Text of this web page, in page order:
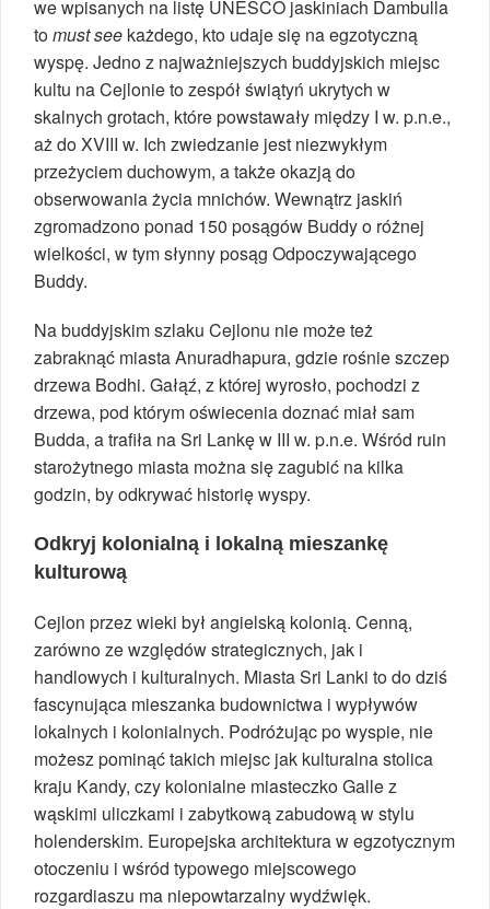
we wpisanych na listę UNESCO jaskiniach Dambulla
tomust see każdego, kto udaje się na egzotyczną
wyspę. Jedno z najważniejszych buddyjskich miejsc
kultu na Cejlonie to zespół świątyń ukrytych w
skalnych grotach, które powstawały między I w. p.n.e.,
aż do XVIII w. Ich zwiedzanie jest niezwykłym
przeżyciem duchowym, a także okazją do
obserwowania życia mnichów. Wewnątrz jaskiń
zgromadzono ponad 150 posągów Buddy o różnej
wielkości, w tym słynny posąg Odpoczywającego
Buddy.
Na buddyjskim szlaku Cejlonu nie może też
zabraknąć miasta Anuradhapura, gdzie rośnie szczep
drzewa Bodhi. Gałąź, z której wyrosło, pochodzi z
drzewa, pod którym oświecenia doznać miał sam
Budda, a trafiła na Sri Lankę w III w. p.n.e. Wśród ruin
starożytnego miasta można się zagubić na kilka
godzin, by odkrywać historię wyspy.
Odkryj kolonialną i lokalną mieszankę
kulturową
Cejlon przez wieki był angielską kolonią. Cenną,
zarówno ze względów strategicznych, jak i
handlowych i kulturalnych. Miasta Sri Lanki to do dziś
fascynująca mieszanka budownictwa i wypływów
lokalnych i kolonialnych. Podróżując po wyspie, nie
możesz pominąć takich miejsc jak kulturalna stolica
kraju Kandy, czy kolonialne miasteczko Galle z
wąskimi uliczkami i zabytkową zabudową w stylu
holenderskim. Europejska architektura w egzotycznym
otoczeniu i wśród typowego miejscowego
rozgardiaszu ma niepowtarzalny wydźwięk.